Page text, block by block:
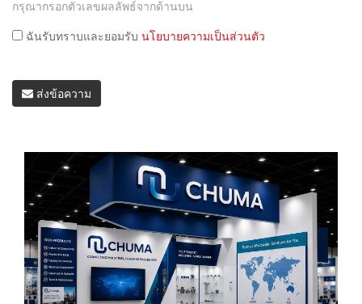
กรุณากรอกตัวเลขผลลัพธ์จากด้านบน
ฉันรับทราบและยอมรับ นโยบายความเป็นส่วนตัว
ส่งข้อความ